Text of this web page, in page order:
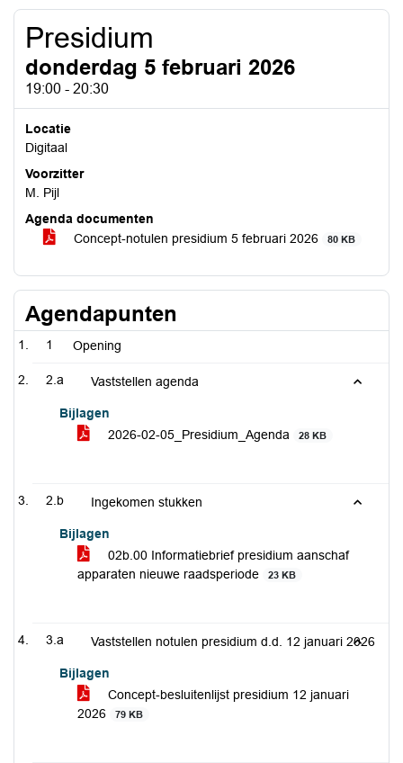
Presidium
donderdag 5 februari 2026
19:00 - 20:30
Locatie
Digitaal
Voorzitter
M. Pijl
Agenda documenten
Concept-notulen presidium 5 februari 2026
80 KB
Agendapunten
1 Opening
2.a Vaststellen agenda
Bijlagen
2026-02-05_Presidium_Agenda
28 KB
2.b Ingekomen stukken
Bijlagen
02b.00 Informatiebrief presidium aanschaf
apparaten nieuwe raadsperiode
23 KB
3.a Vaststellen notulen presidium d.d. 12 januari 2026
Bijlagen
Concept-besluitenlijst presidium 12 januari
2026
79 KB